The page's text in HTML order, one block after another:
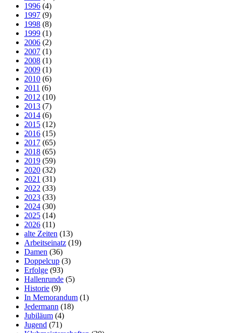
1996 (4)
1997 (9)
1998 (8)
1999 (1)
2006 (2)
2007 (1)
2008 (1)
2009 (1)
2010 (6)
2011 (6)
2012 (10)
2013 (7)
2014 (6)
2015 (12)
2016 (15)
2017 (65)
2018 (65)
2019 (59)
2020 (32)
2021 (31)
2022 (33)
2023 (33)
2024 (30)
2025 (14)
2026 (11)
alte Zeiten (13)
Arbeitseinatz (19)
Damen (36)
Doppelcup (3)
Erfolge (93)
Hallenrunde (5)
Historie (9)
In Memorandum (1)
Jedermann (18)
Jubiläum (4)
Jugend (71)